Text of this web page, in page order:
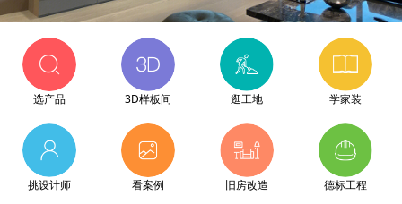
选产品 3D样板间 逛工地 学家装
挑设计师 看案例 旧房改造 德标工程